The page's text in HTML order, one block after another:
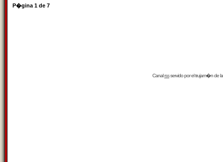
P�gina 1 de 7
Canalrssservido por eltrujam�nde